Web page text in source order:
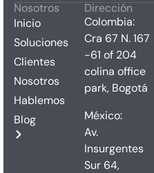
Nosotros
Inicio
Soluciones
Clientes
Nosotros
Hablemos
Blog
Dirección
Colombia:
Cra 67 N. 167
-61 of 204
colina office
park, Bogotá
México:
Av.
Insurgentes
Sur 64,